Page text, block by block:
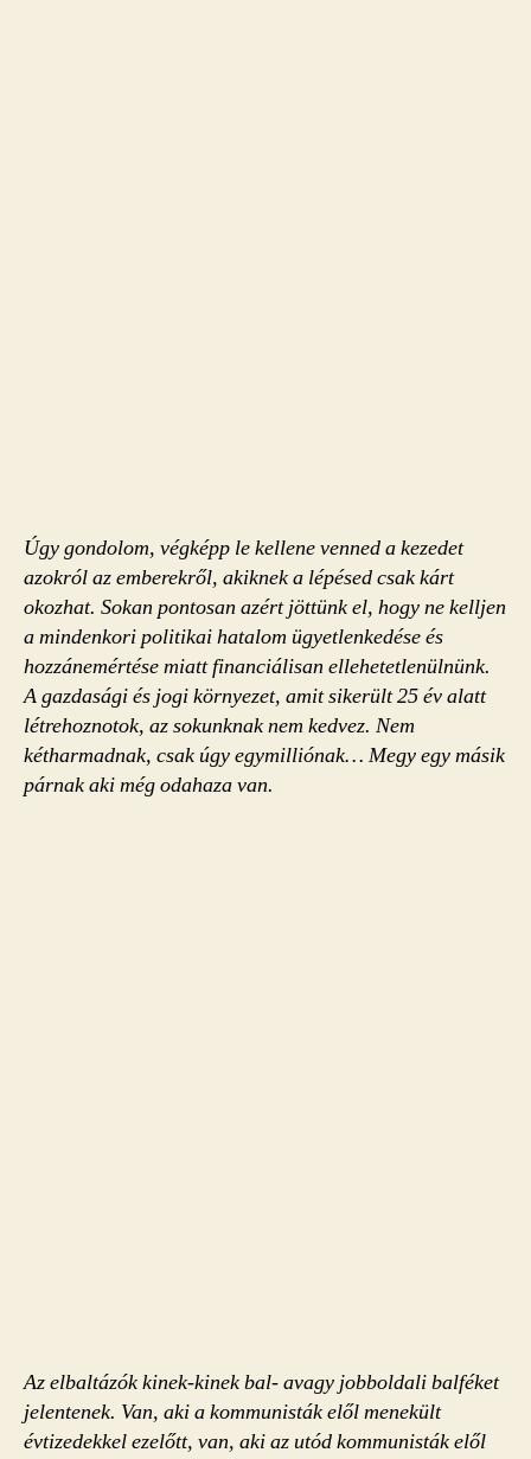
Úgy gondolom, végképp le kellene venned a kezedet
azokról az emberekről, akiknek a lépésed csak kárt
okozhat. Sokan pontosan azért jöttünk el, hogy ne kelljen
a mindenkori politikai hatalom ügyetlenkedése és
hozzánemértése miatt financiálisan ellehetetlenülnünk.
A gazdasági és jogi környezet, amit sikerült 25 év alatt
létrehoznotok, az sokunknak nem kedvez. Nem
kétharmadnak, csak úgy egymilliónak… Megy egy másik
párnak aki még odahaza van.
Az elbaltázók kinek-kinek bal- avagy jobboldali balféket
jelentenek. Van, aki a kommunisták elől menekült
évtizedekkel ezelőtt, van, aki az utód kommunisták elől